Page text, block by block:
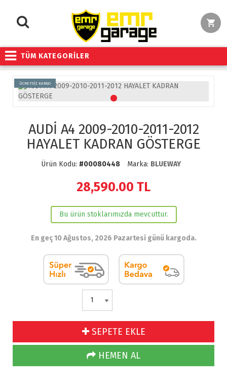
TÜM KATEGORİLER
ÜCRETSİZ KARGO
AUDİ A4 2009-2010-2011-2012
HAYALET KADRAN GÖSTERGE
Ürün Kodu: #00080448 Marka: BLUEWAY
28,590.00 TL
Bu ürün stoklarımızda mevcuttur.
En geç 10 Ağustos, 2026 Pazartesi günü kargoda.
SEPETE EKLE
HEMEN AL